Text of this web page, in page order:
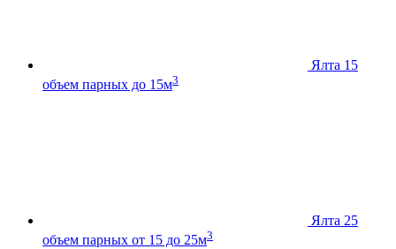
Ялта 15
объем парных до 15м3
Ялта 25
объем парных от 15 до 25м3